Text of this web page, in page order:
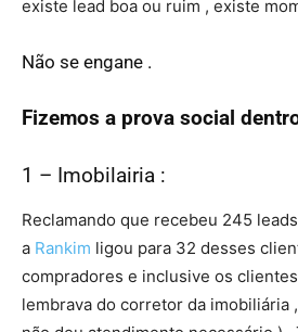
existe lead boa ou ruim , existe
Não se engane .
Fizemos a prova social
1 – Imobilairia :
Reclamando que recebeu 245
a Rankim ligou para 32 desses
compradores e inclusive os
lembrava do corretor da imobiliária